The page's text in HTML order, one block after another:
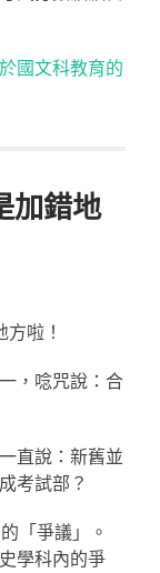
國文科教育的
加錯地
啦！
，唸咒說：合
直說：新舊並
考試部？
「爭議」。
學科內的爭